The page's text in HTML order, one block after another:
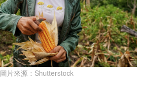
圖片來源：Shutterstock